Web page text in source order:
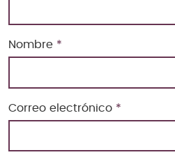
Nombre *
Correo electrónico *